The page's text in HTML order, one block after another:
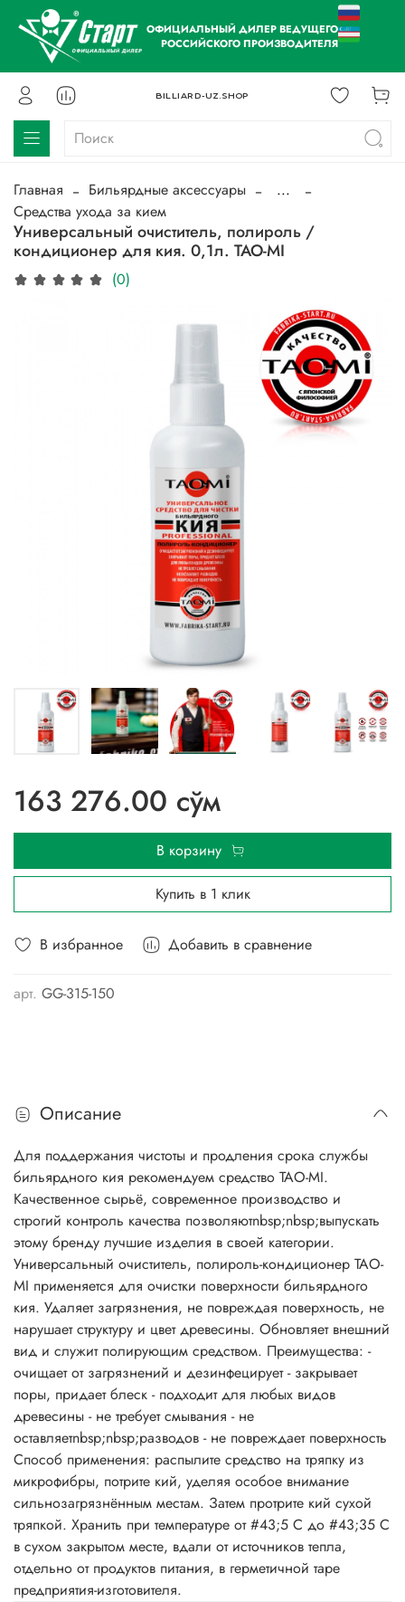
ОФИЦИАЛЬНЫЙ ДИЛЕР ВЕДУЩЕГО
РОССИЙСКОГО ПРОИЗВОДИТЕЛЯ
BILLIARD-UZ.SHOP
Главная Бильярдные аксессуары
...
Средства ухода за кием
Универсальный очиститель, полироль /
кондиционер для кия. 0,1л. TAO-MI
(0)
В избранное Добавить в сравнение
арт. GG-315-150
163 276.00 сўм
В корзину
Купить в 1 клик
Описание
Для поддержания чистоты и продления срока службы
бильярдного кия рекомендуем средство TAO-MI.
Качественное сырьё, современное производство и
строгий контроль качества позволяютnbsp;nbsp;выпускать
этому бренду лучшие изделия в своей категории.
Универсальный очиститель, полироль-кондиционер TAO-
MI применяется для очистки поверхности бильярдного
кия. Удаляет загрязнения, не повреждая поверхность, не
нарушает структуру и цвет древесины. Обновляет внешний
вид и служит полирующим средством. Преимущества: -
очищает от загрязнений и дезинфецирует - закрывает
поры, придает блеск - подходит для любых видов
древесины - не требует смывания - не
оставляетnbsp;nbsp;разводов - не повреждает поверхность
Способ применения: распылите средство на тряпку из
микрофибры, потрите кий, уделяя особое внимание
сильнозагрязнённым местам. Затем протрите кий сухой
тряпкой. Хранить при температуре от #43;5 С до #43;35 С
в сухом закрытом месте, вдали от источников тепла,
отдельно от продуктов питания, в герметичной таре
предприятия-изготовителя.